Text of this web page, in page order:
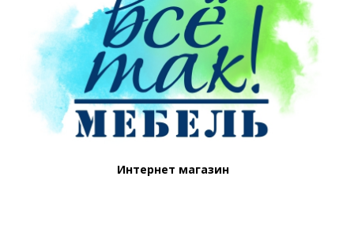
Интернет магазин